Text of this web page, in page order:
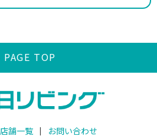
PAGE TOP
店舗一覧 お問い合わせ